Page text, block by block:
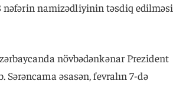
nəfərin namizədliyinin təsdiq edilməsi
növbədənkənar Prezident
əsasən, fevralın 7-də